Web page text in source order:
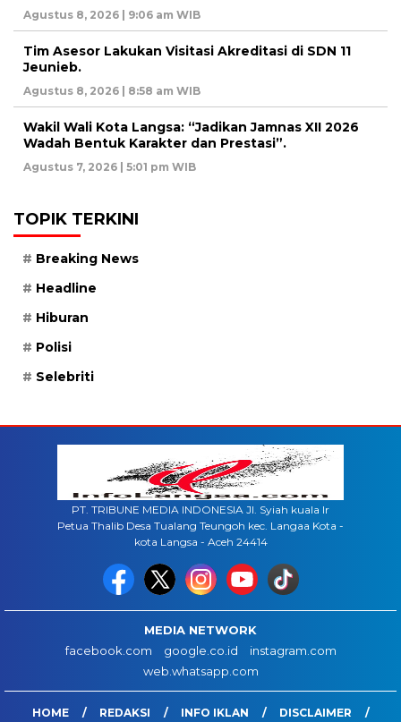
Agustus 8, 2026 | 9:06 am WIB
Tim Asesor Lakukan Visitasi Akreditasi di SDN 11
Jeunieb.
Agustus 8, 2026 | 8:58 am WIB
Wakil Wali Kota Langsa: “Jadikan Jamnas XII 2026
Wadah Bentuk Karakter dan Prestasi”.
Agustus 7, 2026 | 5:01 pm WIB
TOPIK TERKINI
Breaking News
Headline
Hiburan
Polisi
Selebriti
PT. TRIBUNE MEDIA INDONESIA Jl. Syiah kuala lr
Petua Thalib Desa Tualang Teungoh kec. Langaa Kota -
kota Langsa - Aceh 24414
MEDIA NETWORK
facebook.com
google.co.id
instagram.com
web.whatsapp.com
HOME REDAKSI INFO IKLAN DISCLAIMER